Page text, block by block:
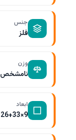
جنس
فلز
وزن
نامشخص
ابعاد
9×26+33